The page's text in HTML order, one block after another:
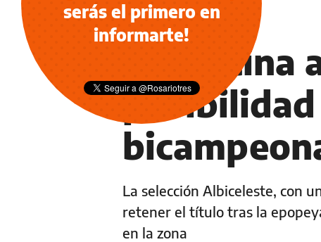
CAMINO AL MUNDIAL 2026
Argentina
La selección Albiceleste, con
retener el título tras la
en la zona
serás el primero en
informarte!